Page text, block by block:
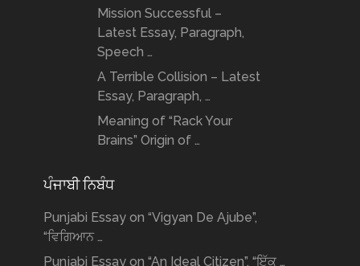
Mission Successful –
Latest Essay, Paragraph,
Speech …
A Terrible Collision – Latest
Essay, Paragraph, …
Meaning of “Rack Your
Brains” Origin of …
ਪੰਜਾਬੀ ਨਿਬੰਧ
Punjabi Essay on “Vigyan De Ajube”,
“ਵਿਗਿਆਨ …
Punjabi Essay on “An Ideal Citizen”, “ਇੱਕ …